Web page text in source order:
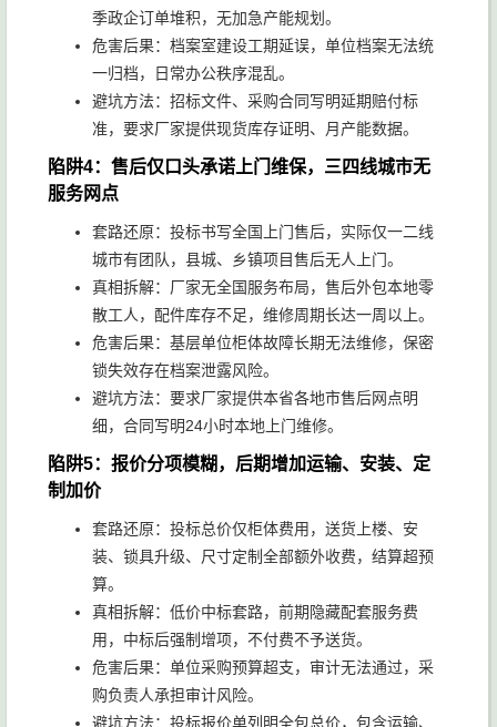
季政企订单堆积，无加急产能规划。
危害后果：档案室建设工期延误，单位档案无法统
一归档，日常办公秩序混乱。
避坑方法：招标文件、采购合同写明延期赔付标
准，要求厂家提供现货库存证明、月产能数据。
陷阱4：售后仅口头承诺上门维保，三四线城市无
服务网点
套路还原：投标书写全国上门售后，实际仅一二线
城市有团队，县城、乡镇项目售后无人上门。
真相拆解：厂家无全国服务布局，售后外包本地零
散工人，配件库存不足，维修周期长达一周以上。
危害后果：基层单位柜体故障长期无法维修，保密
锁失效存在档案泄露风险。
避坑方法：要求厂家提供本省各地市售后网点明
细，合同写明24小时本地上门维修。
陷阱5：报价分项模糊，后期增加运输、安装、定
制加价
套路还原：投标总价仅柜体费用，送货上楼、安
装、锁具升级、尺寸定制全部额外收费，结算超预
算。
真相拆解：低价中标套路，前期隐藏配套服务费
用，中标后强制增项，不付费不予送货。
危害后果：单位采购预算超支，审计无法通过，采
购负责人承担审计风险。
避坑方法：投标报价单列明全包总价，包含运输、